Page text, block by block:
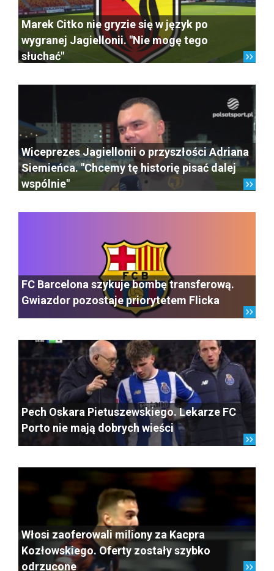
Marek Citko nie gryzie się w język po
wygranej Jagiellonii. "Nie mogę tego
słuchać"
Wiceprezes Jagiellonii o przyszłości Adriana
Siemieńca. "Chcemy tę historię pisać dalej
wspólnie"
FC Barcelona szykuje bombę transferową.
Gwiazdor pozostaje priorytetem Flicka
Pech Oskara Pietuszewskiego. Lekarze FC
Porto nie mają dobrych wieści
Włosi zaoferowali miliony za Kacpra
Kozłowskiego. Oferty zostały szybko
odrzucone